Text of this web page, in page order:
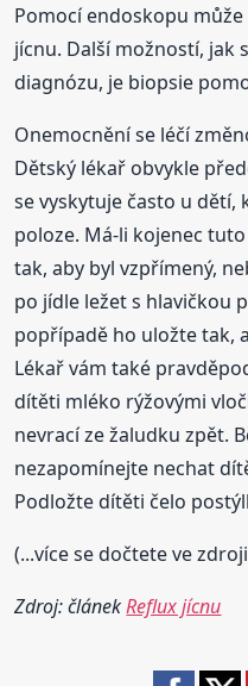
Pomocí endoskopu
jícnu. Další možností,
diagnózu, je biopsie
Onemocnění se léčí
Dětský lékař obvykle
se vyskytuje často u dětí,
poloze. Má-li kojenec
tak, aby byl vzpřímený,
po jídle ležet s hlavičkou
popřípadě ho uložte tak,
Lékař vám také
dítěti mléko rýžovými
nevrací ze žaludku zpět.
nezapomínejte nechat
Podložte dítěti čelo
(...více se dočtete ve
Zdroj: článekReflux jícnu